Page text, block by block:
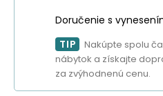
Doručenie s
TIP
Nakúpte spolu
nábytok a získajte
za zvýhodnenú cenu.